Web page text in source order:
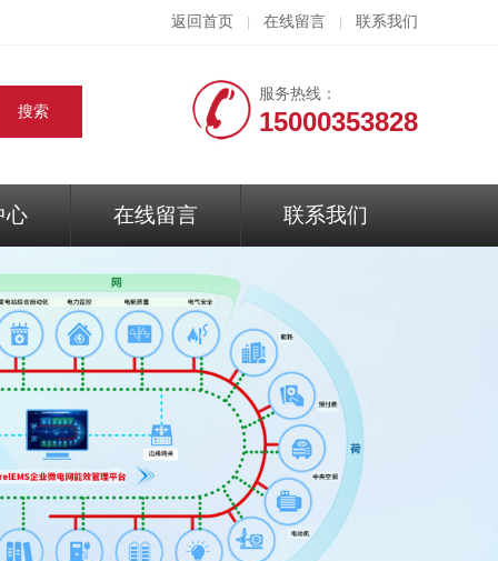
返回首页 在线留言 联系我们
服务热线：
15000353828
心 在线留言 联系我们